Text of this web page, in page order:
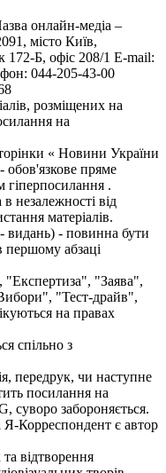
онлайн-медіа –
місто Київ,
Б, офіс 208/1 E-mail:
044-205-43-00
розміщених на
на
« Новини України
обов'язкове пряме
гіперпосилання .
незалежності від
матеріалів.
видань) - повинна бути
першому абзаці
"Заява",
"Тест-драйв",
на правах
спільно з
передрук, чи наступне
посилання на
суворо забороняється.
Я-Корреспондент є автор
відтворення